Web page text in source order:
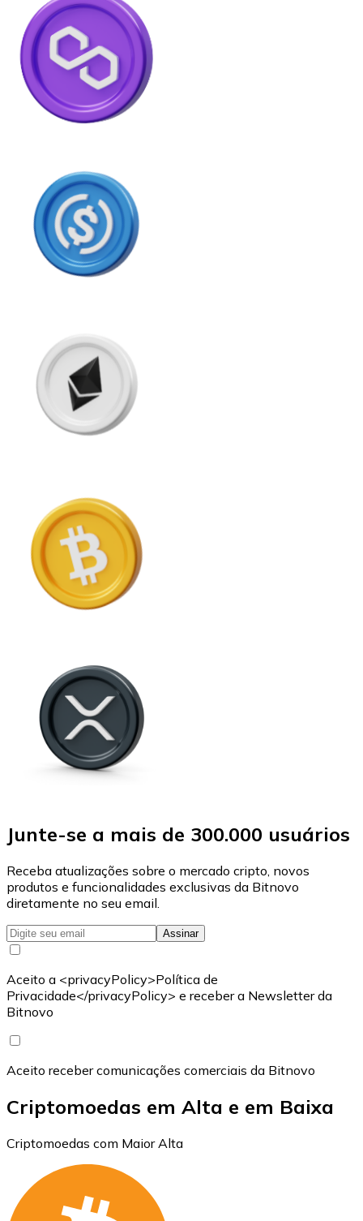
Junte-se a mais de 300.000 usuários
Receba atualizações sobre o mercado cripto, novos
produtos e funcionalidades exclusivas da Bitnovo
diretamente no seu email.
Assinar
Aceito a <privacyPolicy>Política de
Privacidade</privacyPolicy> e receber a Newsletter da
Bitnovo
Aceito receber comunicações comerciais da Bitnovo
Criptomoedas em Alta e em Baixa
Criptomoedas com Maior Alta